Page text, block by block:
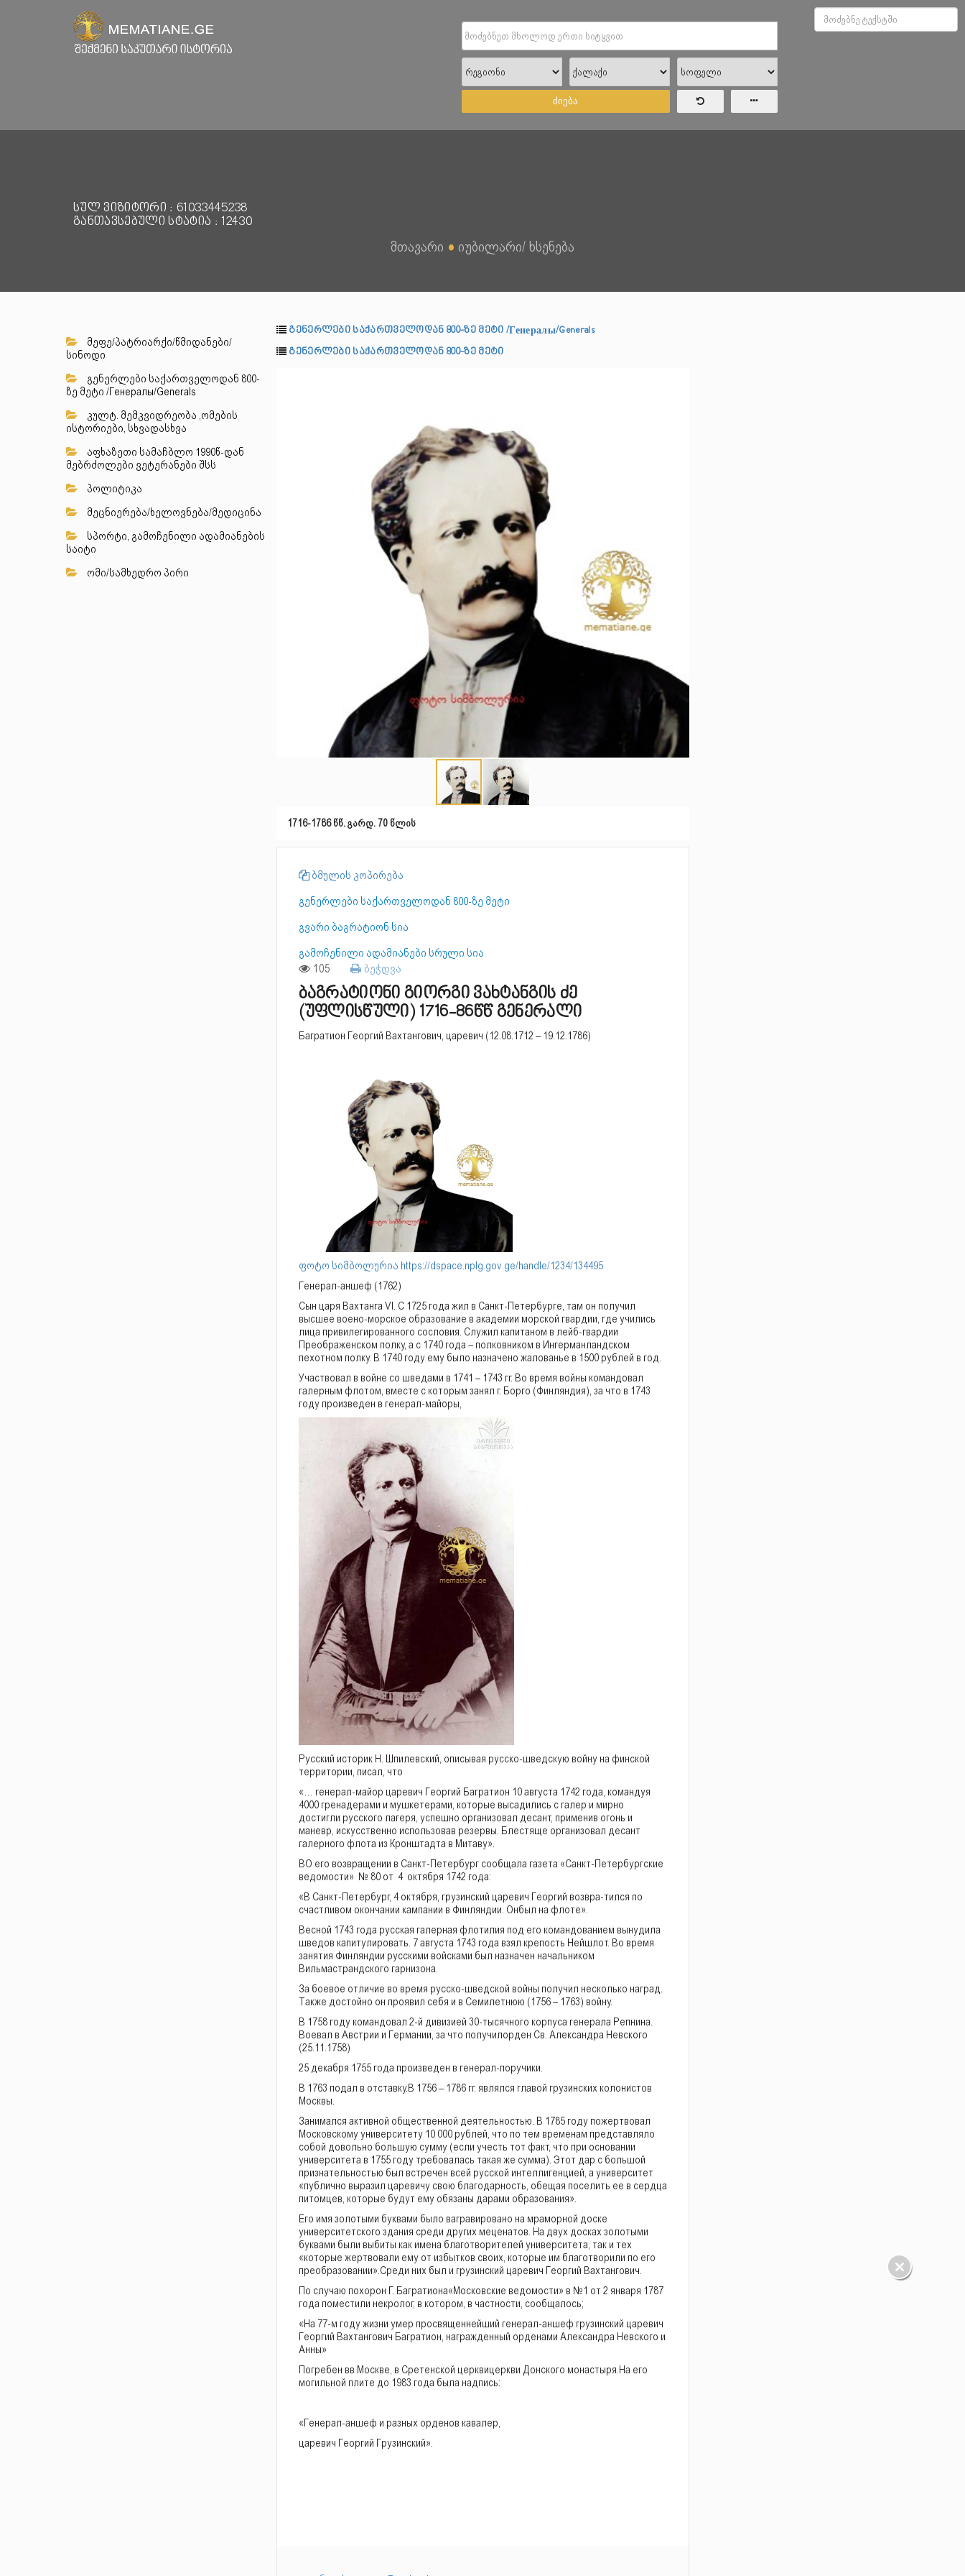
ძიება
სულ ვიზიტორი : 61033445238
განთავსებული სტატია : 12430
მთავარი ● იუბილარი/ ხსენება
მეფე/პატრიარქი/წმიდანები/
სინოდი
გენერლები საქართველოდან 800-
ზე მეტი /Генералы/Generals
კულტ. მემკვიდრეობა ,ომების
ისტორიები, სხვადასხვა
აფხაზეთი სამაჩბლო 1990წ-დან
მებრძოლები ვეტერანები შსს
პოლიტიკა
მეცნიერება/ხელოვნება/მედიცინა
სპორტი, გამოჩენილი ადამიანების
საიტი
ომი/სამხედრო პირი
გენერლები საქართველოდან 800-ზე მეტი /Генералы/Generals
გენერლები საქართველოდან 800-ზე მეტი
1716-1786 წწ. გარდ. 70 წლის
ბმულის კოპირება
გენერლები საქართველოდან 800-ზე მეტი
გვარი ბაგრატიონ სია
გამოჩენილი ადამიანები სრული სია
105 ბეჭდვა
ბაგრატიონი გიორგი ვახტანგის ძე
(უფლისწული) 1716-86წწ გენერალი
Багратион Георгий Вахтангович, царевич (12.08.1712 – 19.12.1786)
ფოტო სიმბოლურია https://dspace.nplg.gov.ge/handle/1234/134495
Генерал-аншеф (1762)
Сын царя Вахтанга VI. С 1725 года жил в Санкт-Петербурге, там он получил
высшее воено-морское образование в академии морской гвардии, где учились
лица привилегированного сословия. Служил капитаном в лейб-гвардии
Преображенском полку, а с 1740 года – полковником в Ингерманландском
пехотном полку. В 1740 году ему было назначено жалованье в 1500 рублей в год.
Участвовал в войне со шведами в 1741 – 1743 гг. Во время войны командовал
галерным флотом, вместе с которым занял г. Борго (Финляндия), за что в 1743
году произведен в генерал-майоры,
Русский историк Н. Шпилевский, описывая русско-шведскую войну на финской
территории, писал, что
«… генерал-майор царевич Георгий Багратион 10 августа 1742 года, командуя
4000 гренадерами и мушкетерами, которые высадились с галер и мирно
достигли русского лагеря, успешно организовал десант, применив огонь и
маневр, искусственно использовав резервы. Блестяще организовал десант
галерного флота из Кронштадта в Митаву».
ВО его возвращении в Санкт-Петербург сообщала газета «Санкт-Петербургские
ведомости» № 80 от 4 октября 1742 года:
«В Санкт-Петербург, 4 октября, грузинский царевич Георгий возвра-тился по
счастливом окончании кампании в Финляндии. Онбыл на флоте».
Весной 1743 года русская галерная флотилия под его командованием вынудила
шведов капитулировать. 7 августа 1743 года взял крепость Нейшлот. Во время
занятия Финляндии русскими войсками был назначен начальником
Вильмастрандского гарнизона.
За боевое отличие во время русско-шведской войны получил несколько наград.
Также достойно он проявил себя и в Семилетнюю (1756 – 1763) войну.
В 1758 году командовал 2-й дивизией 30-тысячного корпуса генерала Репнина.
Воевал в Австрии и Германии, за что получилорден Св. Александра Невского
(25.11.1758)
25 декабря 1755 года произведен в генерал-поручики.
В 1763 подал в отставку.В 1756 – 1786 гг. являлся главой грузинских колонистов
Москвы.
Занимался активной общественной деятельностью. В 1785 году пожертвовал
Московскому университету 10 000 рублей, что по тем временам представляло
собой довольно большую сумму (если учесть тот факт, что при основании
университета в 1755 году требовалась такая же сумма). Этот дар с большой
признательностью был встречен всей русской интеллигенцией, а университет
«публично выразил царевичу свою благодарность, обещая поселить ее в сердца
питомцев, которые будут ему обязаны дарами образования».
Его имя золотыми буквами было вагравировано на мраморной доске
университетского здания среди других меценатов. На двух досках золотыми
буквами были выбиты как имена благотворителей университета, так и тех
«которые жертвовали ему от избытков своих, которые им благотворили по его
преобразовании».Среди них был и грузинский царевич Георгий Вахтангович.
По случаю похорон Г. Багратиона«Московские ведомости» в №1 от 2 января 1787
года поместили некролог, в котором, в частности, сообщалось;
«На 77-м году жизни умер просвященнейший генерал-аншеф грузинский царевич
Георгий Вахтангович Багратион, награжденный орденами Александра Невского и
Анны»
Погребен вв Москве, в Сретенской церквицеркви Донского монастыря.На его
могильной плите до 1983 года была надпись:
«Генерал-аншеф и разных орденов кавалер,
царевич Георгий Грузинский».